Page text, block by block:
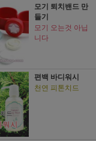
모기 퇴치밴드 만
들기
모기 오는것 아닙
니다
편백 바디워시
천연 피톤치드